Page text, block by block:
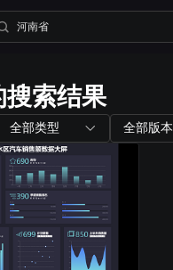
组件
图表组件
200+ 主流图表全支持
三维孪生
搜索结果
全部类型 全部版本